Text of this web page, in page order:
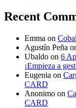
Recent
Emma on
Agustín Peña
Ubaldo on 6
¡Empieza a
Eugenia on
CARD
Anonimo on
CARD